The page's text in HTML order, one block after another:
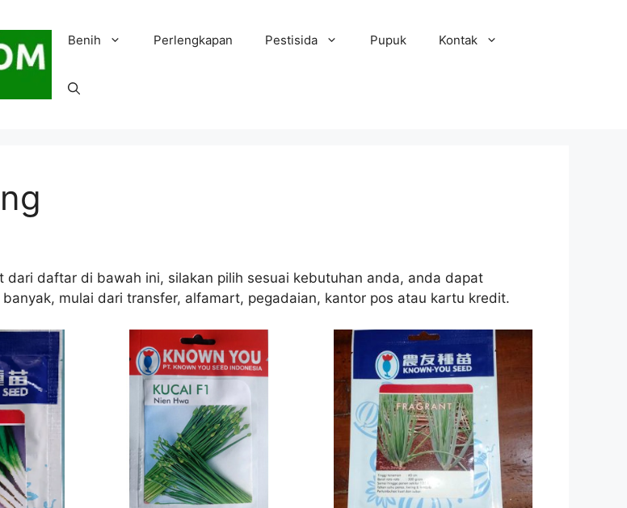
Benih Perlengkapan Pestisida Pupuk Kontak
daftar di bawah ini, silakan pilih sesuai kebutuhan anda, anda dapat
mulai dari transfer, alfamart, pegadaian, kantor pos atau kartu kredit.